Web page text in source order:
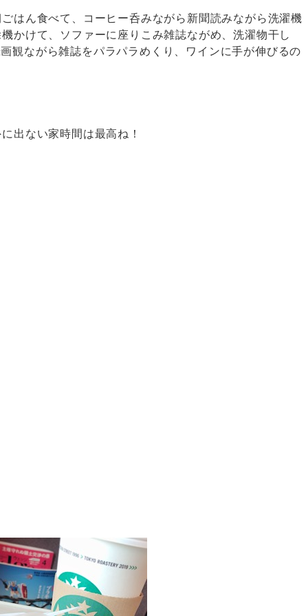
はん食べて、コーヒー呑みながら新聞読みながら洗濯機
かけて、ソファーに座りこみ雑誌ながめ、洗濯物干し
観ながら雑誌をパラパラめくり、ワインに手が伸びるの
出ない家時間は最高ね！